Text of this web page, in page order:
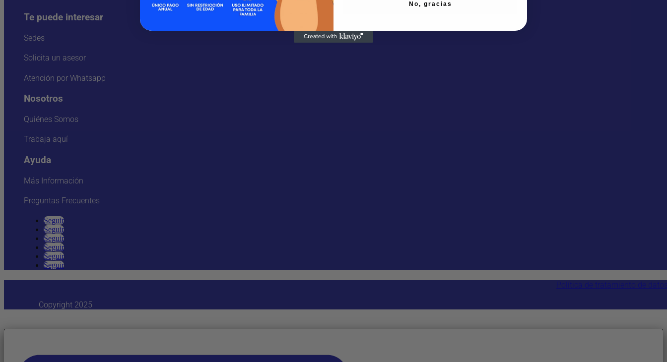
Te puede interesar
Sedes
Solicita un asesor
Atención por Whatsapp
Nosotros
Quiénes Somos
Trabaja aquí
Ayuda
Más Información
Preguntas Frecuentes
Seguir
Seguir
Seguir
Seguir
Seguir
Seguir
Política de tratamiento de
Copyright 2025
No, gracias